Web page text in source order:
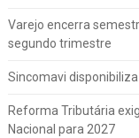
Varejo encerra
segundo trimestre
Sincomavi
Reforma Tributária
Nacional para 2027